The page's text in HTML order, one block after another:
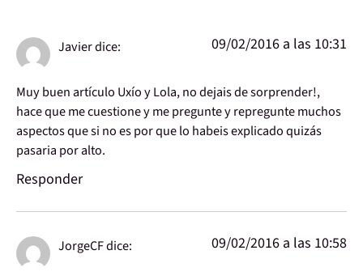
Javierdice: 09/02/2016 a las 10:31
Muy buen artículo Uxío y Lola, no dejais de sorprender!,
hace que me cuestione y me pregunte y repregunte muchos
aspectos que si no es por que lo habeis explicado quizás
pasaria por alto.
Responder
JorgeCFdice: 09/02/2016 a las 10:58